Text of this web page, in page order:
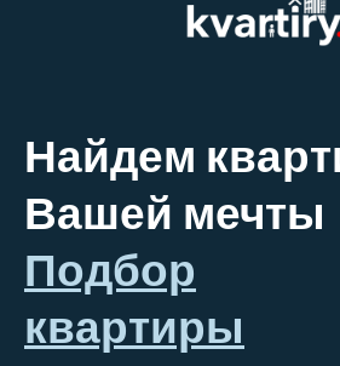
Найдем
Вашей мечты
Подбор
квартиры